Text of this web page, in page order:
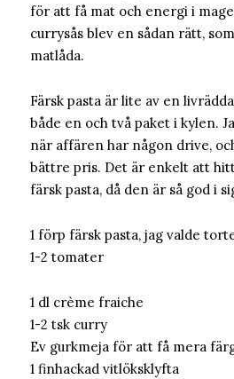
för att få mat och energi i
currysås blev en sådan rätt,
matlåda.
Färsk pasta är lite av en
både en och två paket i kylen.
när affären har någon drive,
bättre pris. Det är enkelt att
färsk pasta, då den är så god i
1 förp färsk pasta, jag valde
1-2 tomater
1 dl crème fraiche
1-2 tsk curry
Ev gurkmeja för att få mera
1 finhackad vitlöksklyfta